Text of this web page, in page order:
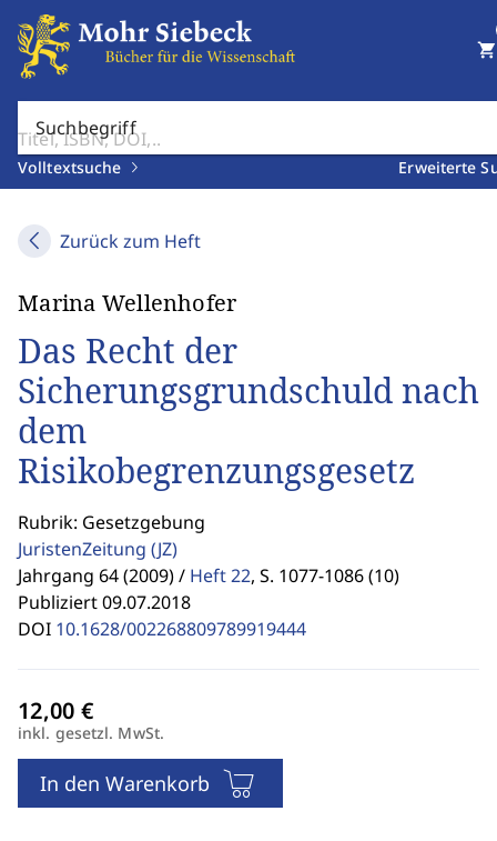
Suchbegriff
Volltextsuche Erweiterte
shopping_cart
Zurück zum Heft
Marina Wellenhofer
Das Recht der
Sicherungsgrundschuld nach
dem
Risikobegrenzungsgesetz
Rubrik: Gesetzgebung
JuristenZeitung (JZ)
Jahrgang 64 (2009) / Heft 22, S. 1077-1086 (10)
Publiziert 09.07.2018
DOI 10.1628/002268809789919444
inkl. gesetzl. MwSt.
In den Warenkorb